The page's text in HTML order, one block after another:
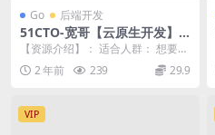
Go 后端开发
51CTO-宽哥【云原生开发】G
o和Gin入门到脚手架项目实战
【资源介绍】： 适合人群： 想要完
全零基础学习云原生开发的，想要
开发后台管理系统...
2 年前 239 29.9
VIP